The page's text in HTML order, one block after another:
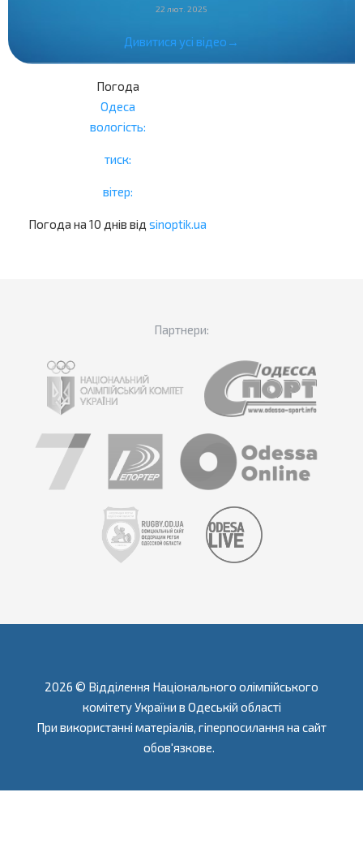
22 лют. 2025
Дивитися усі відео→
Погода
Одеса
вологість:
тиск:
вітер:
Погода на 10 днів від sinoptik.ua
Партнери:
2026 © Відділення Національного олімпійського
комітету України в Одеській області
При використанні матеріалів, гіперпосилання на сайт
обов'язкове.